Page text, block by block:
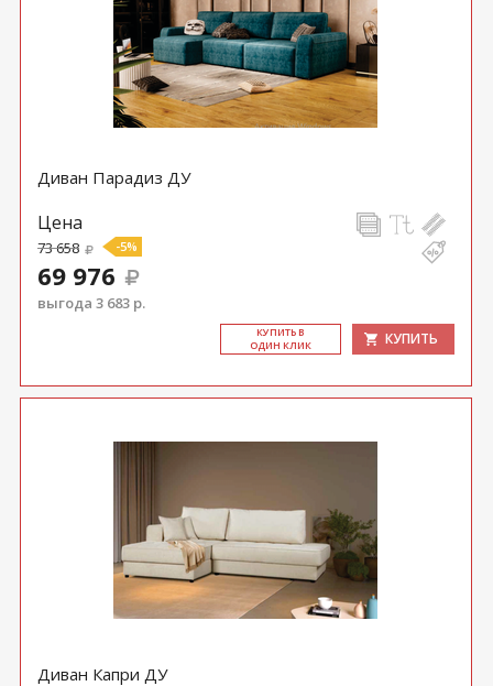
Диван Парадиз ДУ
Цена
73 658 -5%
69 976
выгода 3 683 р.
КУ­ПИТЬ В
ОДИН КЛИК
КУПИТЬ
Диван Капри ДУ